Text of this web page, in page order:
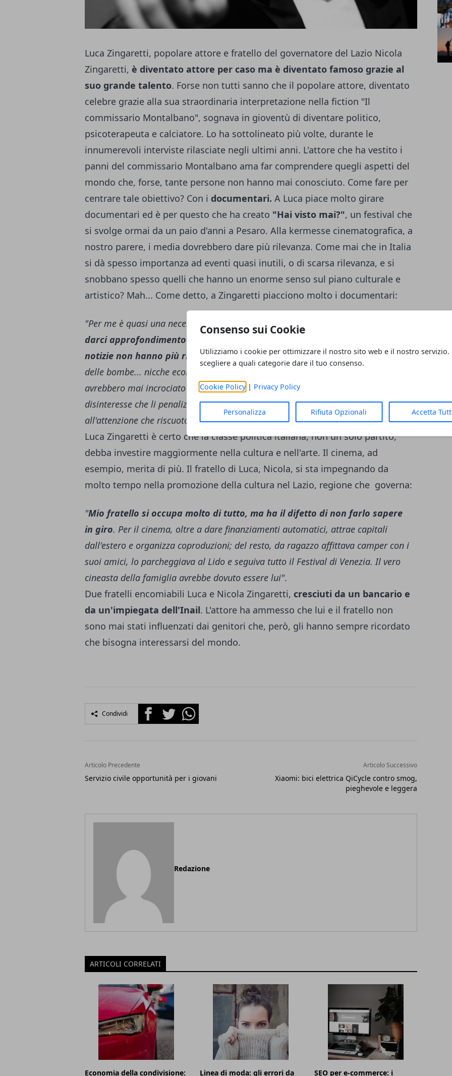
Consenso sui Cookie
Utilizziamo i cookie per ottimizzare il nostro sito web e il nostro servizio.
scegliere a quali categorie dare il tuo consenso.
Cookie Policy| Privacy Policy
Personalizza Rifiuta Opzionali Accetta
Luca Zingaretti, popolare attore e fratello del governatore del Lazio Nicola
Zingaretti, è diventato attore per caso ma è diventato famoso grazie al
suo grande talento. Forse non tutti sanno che il popolare attore, diventato
celebre grazie alla sua straordinaria interpretazione nella fiction "Il
commissario Montalbano", sognava in gioventù di diventare politico,
psicoterapeuta e calciatore. Lo ha sottolineato più volte, durante le
innumerevoli interviste rilasciate negli ultimi anni. L'attore che ha vestito i
panni del commissario Montalbano ama far comprendere quegli aspetti del
mondo che, forse, tante persone non hanno mai conosciuto. Come fare per
centrare tale obiettivo? Con i documentari. A Luca piace molto girare
documentari ed è per questo che ha creato "Hai visto mai?", un festival che
si svolge ormai da un paio d'anni a Pesaro. Alla kermesse cinematografica, a
nostro parere, i media dovrebbero dare più rilevanza. Come mai che in Italia
si dà spesso importanza ad eventi quasi inutili, o di scarsa rilevanza, e si
snobbano spesso quelli che hanno un enorme senso sul piano culturale e
artistico? Mah... Come detto, a Zingaretti piacciono molto i documentari:
"Per me è quasi una necessità.
Il documentario è l'unico strumento capace di
darci approfondimento in un mondo dominato dalla velocità, dove le
notizie non hanno più riscontro né respiro . E poi molti documentari sono
delle bombe... nicche ecologiche, storie straordinarie che altrimenti non
avrebbero mai incrociato la nostra vita. Io credo che i documentari, nonostante il
disinteresse che li penalizza, possano avere anche in Italia un grande futuro, pari
all'attenzione che riscuotono in Francia, in Inghilterra e nel resto d'Europa"
Luca Zingaretti è certo che la classe politica italiana, non un solo partito,
debba investire maggiormente nella cultura e nell'arte. Il cinema, ad
esempio, merita di più. Il fratello di Luca, Nicola, si sta impegnando da
molto tempo nella promozione della cultura nel Lazio, regione che governa:
"Mio fratello si occupa molto di tutto, ma ha il difetto di non farlo sapere
in giro. Per il cinema, oltre a dare finanziamenti automatici, attrae capitali
dall'estero e organizza coproduzioni; del resto, da ragazzo affittava camper con i
suoi amici, lo parcheggiava al Lido e seguiva tutto il Festival di Venezia. Il vero
cineasta della famiglia avrebbe dovuto essere lui".
Due fratelli encomiabili Luca e Nicola Zingaretti, cresciuti da un bancario e
da un'impiegata dell'Inail. L'attore ha ammesso che lui e il fratello non
sono mai stati influenzati dai genitori che, però, gli hanno sempre ricordato
che bisogna interessarsi del mondo.
Condividi FacebookTwitterWhatsapp
Articolo Precedente
Servizio civile opportunità per i giovani
Articolo Successivo
Xiaomi: bici elettrica QiCycle contro smog,
pieghevole e leggera
Redazione
ARTICOLI CORRELATI
Economia della condivisione: Linea di moda: gli errori da SEO per e-commerce: i